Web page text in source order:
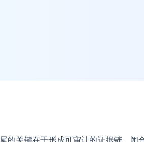
的关键在于形成可审计的证据链、闭